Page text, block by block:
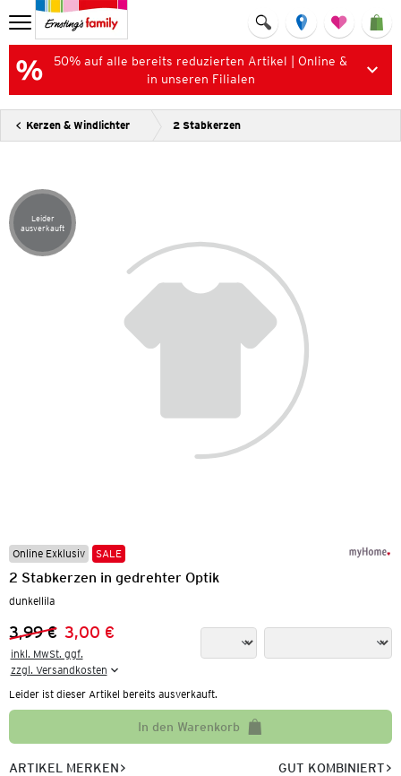
50% auf alle bereits reduzierten Artikel | Online &
in unseren Filialen
Kerzen & Windlichter 2 Stabkerzen
Artikel leider ausverkauft
Leider
ausverkauft
Online Exklusiv SALE
2 Stabkerzen in gedrehter Optik
dunkellila
Vorheriger Preis:
3,99 €
Neuer Preis:
3,00 €
inkl. MwSt. ggf.
zzgl. Versandkosten
Leider ist dieser Artikel bereits ausverkauft.
In den Warenkorb
ARTIKEL MERKEN GUT KOMBINIERT